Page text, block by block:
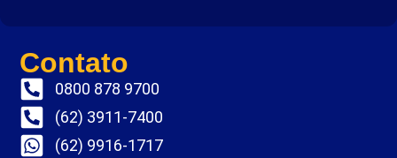
Contato
0800 878 9700
(62) 3911-7400
(62) 9916-1717